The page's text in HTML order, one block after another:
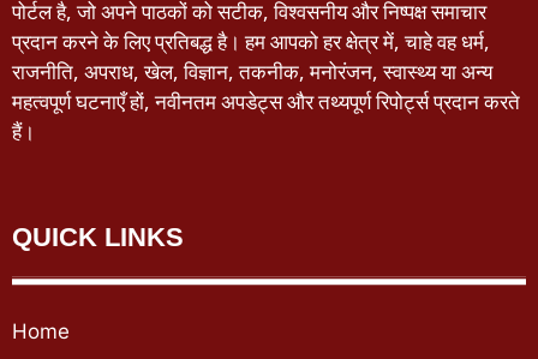
पोर्टल है, जो अपने पाठकों को सटीक, विश्वसनीय और निष्पक्ष समाचार
प्रदान करने के लिए प्रतिबद्ध है। हम आपको हर क्षेत्र में, चाहे वह धर्म,
राजनीति, अपराध, खेल, विज्ञान, तकनीक, मनोरंजन, स्वास्थ्य या अन्य
महत्वपूर्ण घटनाएँ हों, नवीनतम अपडेट्स और तथ्यपूर्ण रिपोर्ट्स प्रदान करते
हैं।
QUICK LINKS
Home